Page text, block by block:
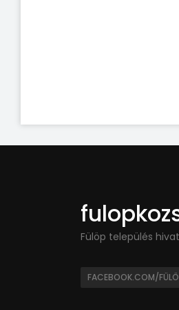
Fülöp település
FACEBOOK.COM/